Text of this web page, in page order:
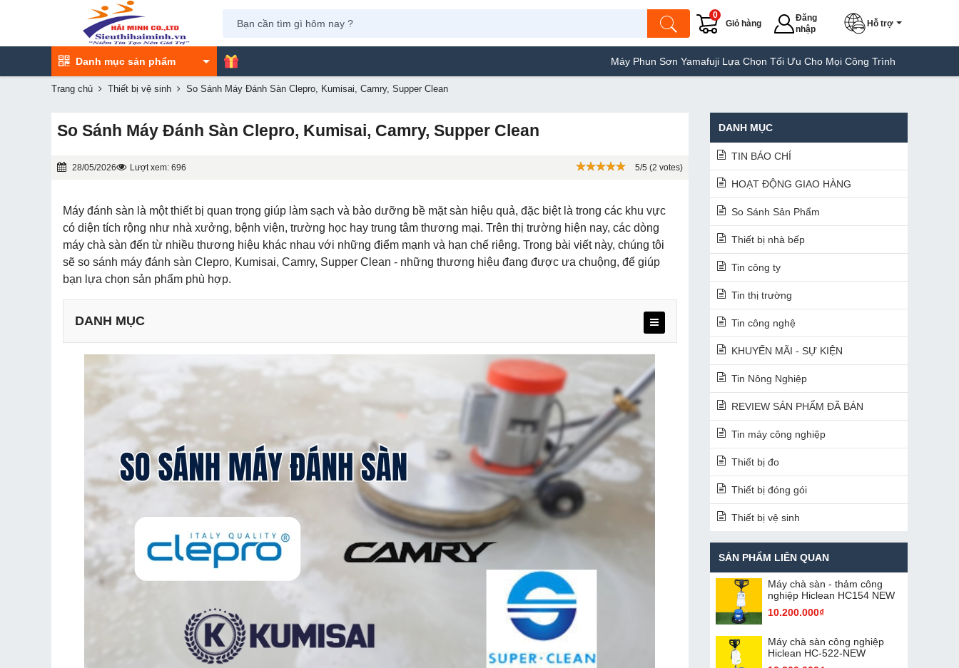
Giỏ hàng
0
Đăng
nhập
Hỗ trợ
Danh mục sản phẩm Máy Phun Sơn Yamafuji Lựa Chọn Tối Ưu Cho Mọi Công Trình Máy Hàn Túi Yamafuji
Trang chủ Thiết bị vệ sinh So Sánh Máy Đánh Sàn Clepro, Kumisai, Camry, Supper Clean
So Sánh Máy Đánh Sàn Clepro, Kumisai, Camry, Supper Clean
28/05/2026 Lượt xem: 696 5/5 (2 votes)
Máy đánh sàn là một thiết bị quan trọng giúp làm sạch và bảo dưỡng bề mặt sàn hiệu quả, đặc biệt là trong các khu vực
có diện tích rộng như nhà xưởng, bệnh viện, trường học hay trung tâm thương mại. Trên thị trường hiện nay, các dòng
máy chà sàn đến từ nhiều thương hiệu khác nhau với những điểm mạnh và hạn chế riêng. Trong bài viết này, chúng tôi
sẽ so sánh máy đánh sàn Clepro, Kumisai, Camry, Supper Clean - những thương hiệu đang được ưa chuộng, để giúp
bạn lựa chọn sản phẩm phù hợp.
DANH MỤC
1.2 Kumisai (Nhật Bản, sản xuất tại Trung Quốc)
1.3 Camry (Trung Quốc)
1.4 Supper Clean (Trung Quốc)
2.1 Về chất lượng và hiệu suất
2.2 Tính năng và công nghệ
2.3 Về giá thành sản phẩm
DANH MỤC
TIN BÁO CHÍ
HOẠT ĐỘNG GIAO HÀNG
So Sánh Sản Phẩm
Thiết bị nhà bếp
Tin công ty
Tin thị trường
Tin công nghệ
KHUYẾN MÃI - SỰ KIỆN
Tin Nông Nghiệp
REVIEW SẢN PHẨM ĐÃ BÁN
Tin máy công nghiệp
Thiết bị đo
Thiết bị đóng gói
Thiết bị vệ sinh
SẢN PHẨM LIÊN QUAN
Máy chà sàn - thảm công
nghiệp Hiclean HC154 NEW
10.200.000₫
Máy chà sàn công nghiệp
Hiclean HC-522-NEW